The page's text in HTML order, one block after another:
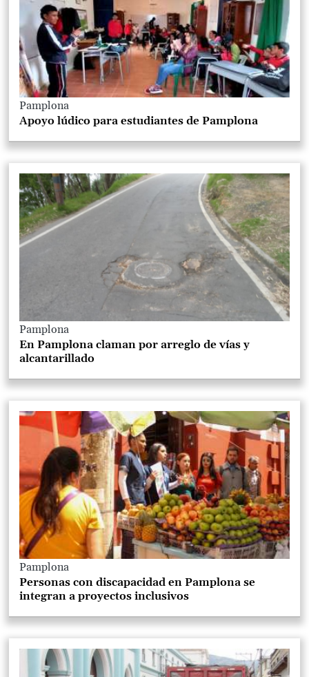
Pamplona
Apoyo lúdico para estudiantes de Pamplona
Pamplona
En Pamplona claman por arreglo de vías y
alcantarillado
Pamplona
Personas con discapacidad en Pamplona se
integran a proyectos inclusivos